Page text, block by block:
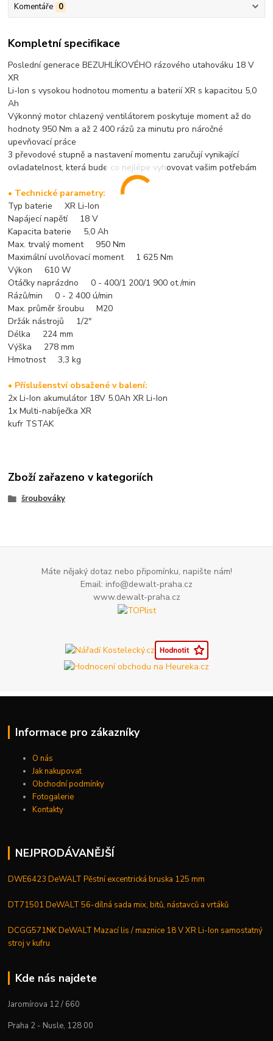
Komentáře 0
Kompletní specifikace
Poslední generace BEZUHLÍKOVÉHO rázového utahováku 18 V
XR
Li-Ion s vysokou hodnotou momentu a baterií XR s kapacitou 5,0
Ah
Výkonný motor chlazený ventilátorem poskytuje moment až do
hodnoty 950 Nm a až 2 400 rázů za minutu pro náročné
upevňovací práce
3 převodové stupně a nastavení momentu zaručují vynikající
ovladatelnost, která bude co nejlépe vyhovovat vašim potřebám
• Technické parametry:
Typ baterie XR Li-Ion
Napájecí napětí 18 V
Kapacita baterie 5,0 Ah
Max. trvalý moment 950 Nm
Maximální uvolňovací moment 1 625 Nm
Výkon 610 W
Otáčky naprázdno 0 - 400/1 200/1 900 ot./min
Rázů/min 0 - 2 400 ú/min
Max. průměr šroubu M20
Držák nástrojů 1/2"
Délka 224 mm
Výška 278 mm
Hmotnost 3,3 kg
• Příslušenství obsažené v balení:
2x Li-Ion akumulátor 18V 5.0Ah XR Li-Ion
1x Multi-nabíječka XR
kufr TSTAK
Zboží zařazeno v kategoriích
šroubováky
Máte nějaký dotaz nebo připomínku, napište nám!
Email: info@dewalt-praha.cz
www.dewalt-praha.cz
Informace pro zákazníky
O nás
Jak nakupovat
Obchodní podmínky
Fotogalerie
Kontakty
NEJPRODÁVANĚJŠÍ
DWE6423 DeWALT Pěstní excentrická bruska 125 mm
DT71501 DeWALT 56-dílná sada mix, bitů, nástavců a vrtáků
DCGG571NK DeWALT Mazací lis / maznice 18 V XR Li-Ion samostatný
stroj v kufru
Kde nás najdete
Jaromírova 12 / 660
Praha 2 - Nusle, 128 00